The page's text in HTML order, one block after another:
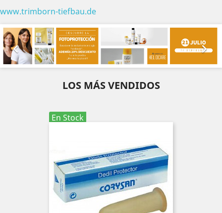
www.trimborn-tiefbau.de

Anterior

LOS MÁS VENDIDOS
En Stock